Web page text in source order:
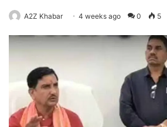
A2Z Khabar 4 weeks ago 0 5